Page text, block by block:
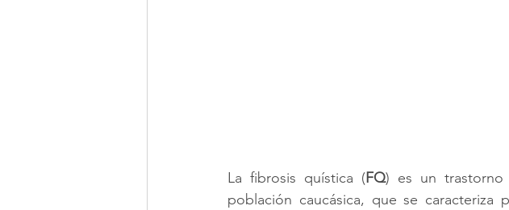
La fibrosis quística (FQ) es un trastorno
población caucásica, que se